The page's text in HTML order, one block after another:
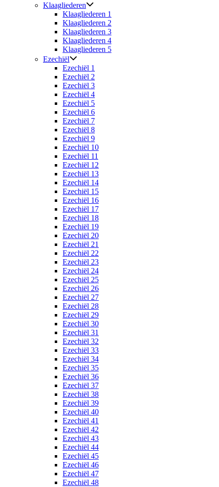
Klaagliederen
Klaagliederen 1
Klaagliederen 2
Klaagliederen 3
Klaagliederen 4
Klaagliederen 5
Ezechiël
Ezechiël 1
Ezechiël 2
Ezechiël 3
Ezechiël 4
Ezechiël 5
Ezechiël 6
Ezechiël 7
Ezechiël 8
Ezechiël 9
Ezechiël 10
Ezechiël 11
Ezechiël 12
Ezechiël 13
Ezechiël 14
Ezechiël 15
Ezechiël 16
Ezechiël 17
Ezechiël 18
Ezechiël 19
Ezechiël 20
Ezechiël 21
Ezechiël 22
Ezechiël 23
Ezechiël 24
Ezechiël 25
Ezechiël 26
Ezechiël 27
Ezechiël 28
Ezechiël 29
Ezechiël 30
Ezechiël 31
Ezechiël 32
Ezechiël 33
Ezechiël 34
Ezechiël 35
Ezechiël 36
Ezechiël 37
Ezechiël 38
Ezechiël 39
Ezechiël 40
Ezechiël 41
Ezechiël 42
Ezechiël 43
Ezechiël 44
Ezechiël 45
Ezechiël 46
Ezechiël 47
Ezechiël 48